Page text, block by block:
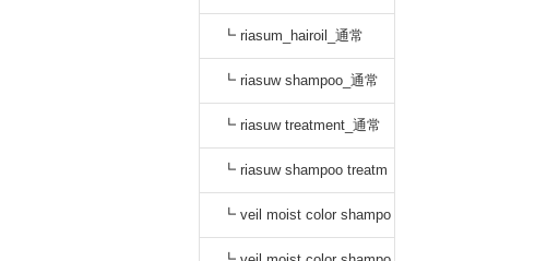
ent セット_通常
┗ riasum_hairoil_通常
┗ riasuw shampoo_通常
┗ riasuw treatment_通常
┗ riasuw shampoo treatm
ent セット_通常
┗ veil moist color shampo